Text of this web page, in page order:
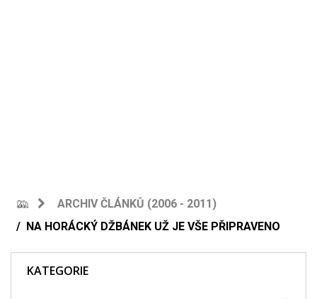
ARCHIV ČLÁNKŮ (2006 - 2011)
NA HORÁCKÝ DŽBÁNEK UŽ JE VŠE PŘIPRAVENO
KATEGORIE